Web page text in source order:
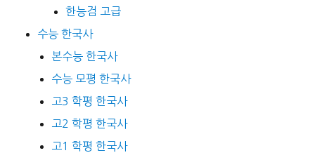
한능검 고급
수능 한국사
본수능 한국사
수능 모평 한국사
고3 학평 한국사
고2 학평 한국사
고1 학평 한국사